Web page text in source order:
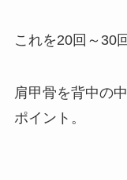
これを20回～30
肩甲骨を背中の
ポイント。